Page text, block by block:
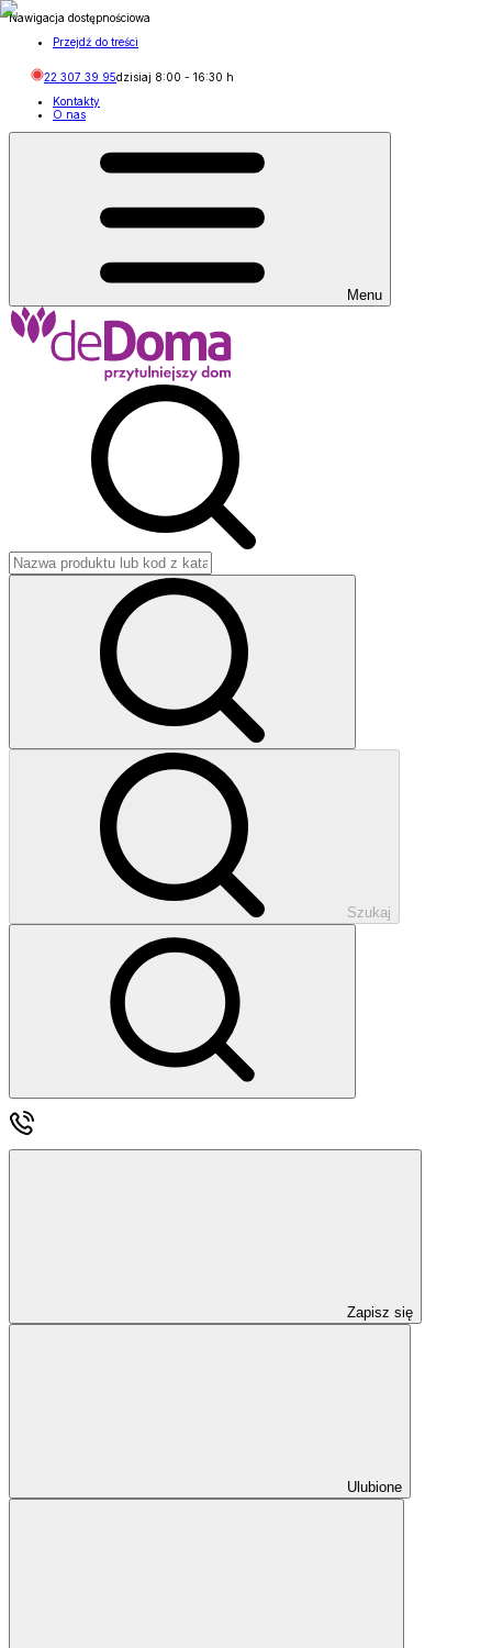
Nawigacja dostępnościowa
Przejdź do treści
22 307 39 95dzisiaj 8:00 - 16:30 h
Kontakty
O nas
Menu
Szukaj
Zapisz się
Ulubione